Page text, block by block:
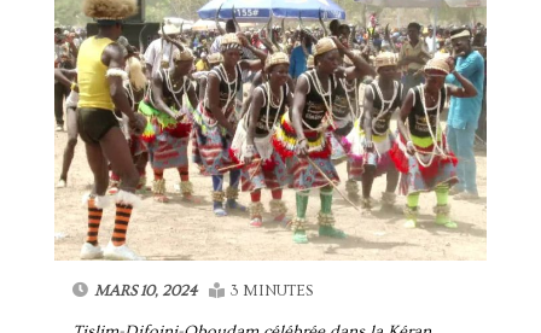
MARS 10, 2024 3 MINUTES